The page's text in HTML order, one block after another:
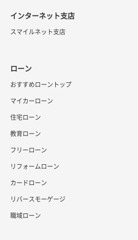
インターネット支店
スマイルネット支店
ローン
おすすめローントップ
マイカーローン
住宅ローン
教育ローン
フリーローン
リフォームローン
カードローン
リバースモーゲージ
職域ローン